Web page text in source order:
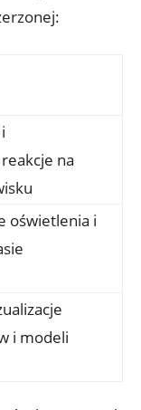
na
oświetlenia i
i modeli